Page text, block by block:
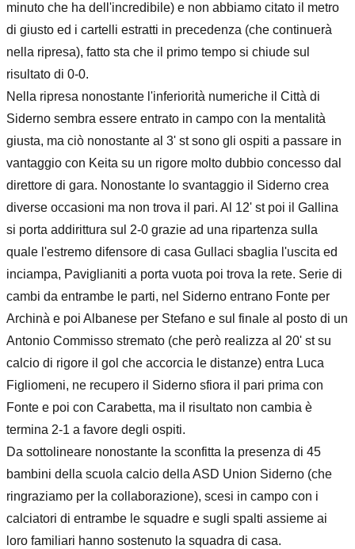
minuto che ha dell'incredibile) e non abbiamo citato il metro
di giusto ed i cartelli estratti in precedenza (che continuerà
nella ripresa), fatto sta che il primo tempo si chiude sul
risultato di 0-0.
Nella ripresa nonostante l'inferiorità numeriche il Città di
Siderno sembra essere entrato in campo con la mentalità
giusta, ma ciò nonostante al 3' st sono gli ospiti a passare in
vantaggio con Keita su un rigore molto dubbio concesso dal
direttore di gara. Nonostante lo svantaggio il Siderno crea
diverse occasioni ma non trova il pari. Al 12' st poi il Gallina
si porta addirittura sul 2-0 grazie ad una ripartenza sulla
quale l'estremo difensore di casa Gullaci sbaglia l'uscita ed
inciampa, Paviglianiti a porta vuota poi trova la rete. Serie di
cambi da entrambe le parti, nel Siderno entrano Fonte per
Archinà e poi Albanese per Stefano e sul finale al posto di un
Antonio Commisso stremato (che però realizza al 20' st su
calcio di rigore il gol che accorcia le distanze) entra Luca
Figliomeni, ne recupero il Siderno sfiora il pari prima con
Fonte e poi con Carabetta, ma il risultato non cambia è
termina 2-1 a favore degli ospiti.
Da sottolineare nonostante la sconfitta la presenza di 45
bambini della scuola calcio della ASD Union Siderno (che
ringraziamo per la collaborazione), scesi in campo con i
calciatori di entrambe le squadre e sugli spalti assieme ai
loro familiari hanno sostenuto la squadra di casa.